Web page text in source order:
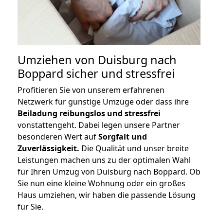
Umziehen von Duisburg nach
Boppard sicher und stressfrei
Profitieren Sie von unserem erfahrenen
Netzwerk für günstige Umzüge oder dass ihre
Beiladung reibungslos und stressfrei
vonstattengeht. Dabei legen unsere Partner
besonderen Wert aufSorgfalt und
Zuverlässigkeit. Die Qualität und unser breite
Leistungen machen uns zu der optimalen Wahl
für Ihren Umzug von Duisburg nach Boppard. Ob
Sie nun eine kleine Wohnung oder ein großes
Haus umziehen, wir haben die passende Lösung
für Sie.